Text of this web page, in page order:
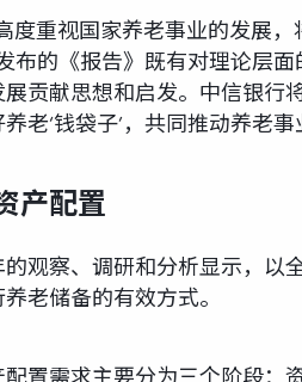
度重视国家养老事业的发展
布的《报告》既有对理论层
贡献思想和启发。中信银行
老‘钱袋子’，共同推动养老事
产配置
观察、调研和分析显示，以
老储备的有效方式。